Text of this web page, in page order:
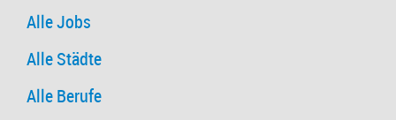
Alle Jobs
Alle Städte
Alle Berufe